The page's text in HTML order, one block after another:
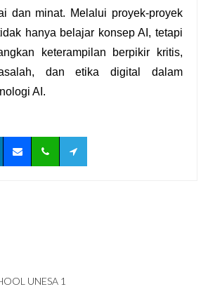
dan minat. Melalui proyek-proyek
hanya belajar konsep AI, tetapi
keterampilan berpikir kritis,
dan etika digital dalam
AI.
UNESA 1